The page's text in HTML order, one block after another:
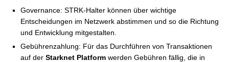
Governance: STRK-Halter können über wichtige
Entscheidungen im Netzwerk abstimmen und so die Richtung
und Entwicklung mitgestalten.
Gebührenzahlung: Für das Durchführen von Transaktionen
auf der Starknet Platform werden Gebühren fällig, die in